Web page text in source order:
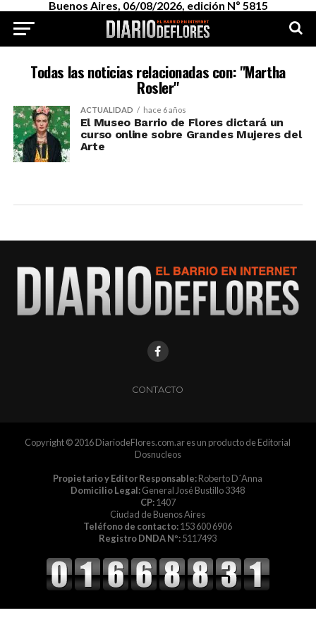
Buenos Aires, 06/08/2026, edición Nº 5815
Todas las noticias relacionadas con: "Martha
Rosler"
ACTUALIDAD hace 6 años
El Museo Barrio de Flores dictará un
curso online sobre Grandes Mujeres del
Arte
CONTACTO
Copyright © 2016 DiariodeFlores.com.ar es un producto de Editorial
Dosnucleos
Propietario y Editor Responsable:Roberto D´Anna
Domicilio Legal:General José Bustillo 3348
CP:1407
Ciudad de Buenos Aires
Teléfono de contacto:153 600 6906
Registro DNDA Nº:5117493